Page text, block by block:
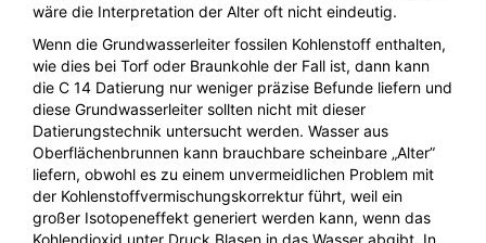
wäre die Interpretation der Alter oft nicht eindeutig.
Wenn die Grundwasserleiter fossilen Kohlenstoff enthalten,
wie dies bei Torf oder Braunkohle der Fall ist, dann kann
die C 14 Datierung nur weniger präzise Befunde liefern und
diese Grundwasserleiter sollten nicht mit dieser
Datierungstechnik untersucht werden. Wasser aus
Oberflächenbrunnen kann brauchbare scheinbare „Alter”
liefern, obwohl es zu einem unvermeidlichen Problem mit
der Kohlenstoffvermischungskorrektur führt, weil ein
großer Isotopeneffekt generiert werden kann, wenn das
Kohlendioxid unter Druck Blasen in das Wasser abgibt. In